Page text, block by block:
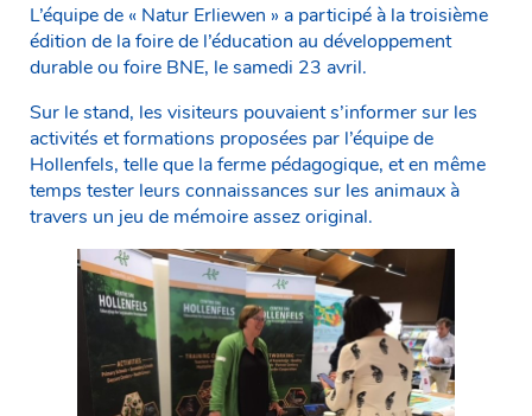
L’équipe de « Natur Erliewen » a participé à la troisième
édition de la foire de l’éducation au développement
durable ou foire BNE, le samedi 23 avril.
Sur le stand, les visiteurs pouvaient s’informer sur les
activités et formations proposées par l’équipe de
Hollenfels, telle que la ferme pédagogique, et en même
temps tester leurs connaissances sur les animaux à
travers un jeu de mémoire assez original.